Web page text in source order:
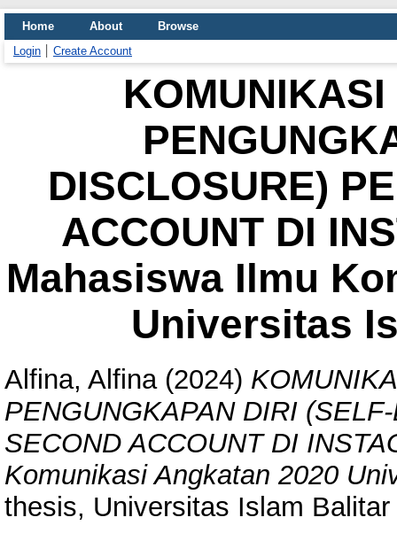
Home About
Browse
Login
Create Account
DISCLOSURE)
ACCOUNT DI
Mahasiswa Ilmu
Universitas
Alfina, Alfina(2024)
PENGUNGKAPAN DIRI
SECOND ACCOUNT DI
Komunikasi Angkatan 2020
thesis, Universitas Islam Balitar